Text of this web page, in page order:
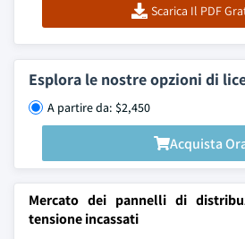
Scarica Il PDF
Esplora le nostre opzioni di
A partire da: $2,450
Acquista
Mercato dei pannelli di
tensione incassati